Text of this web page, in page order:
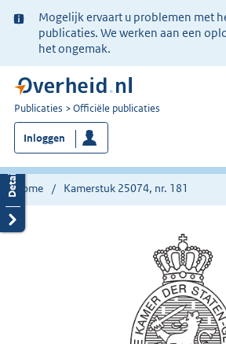
Ter
informatie:
Mogelijk ervaart u problemen met
publicaties. We werken aan een
het ongemak.
U
bent
nu
hier:
Publicaties Officiële publicaties
Inloggen
Home Kamerstuk 25074, nr. 181